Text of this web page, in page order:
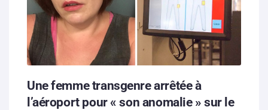
Contacts
Hébergement solidaire
Une femme transgenre arrêtée à
l’aéroport pour « son anomalie » sur le